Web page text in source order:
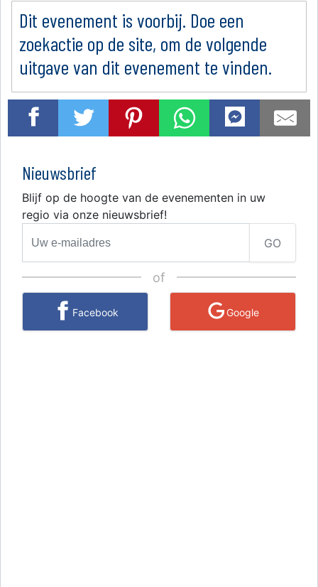
Dit evenement is voorbij. Doe een
zoekactie op de site, om de volgende
uitgave van dit evenement te vinden.
Nieuwsbrief
Blijf op de hoogte van de evenementen in uw
regio via onze nieuwsbrief!
GO
of
Facebook Google